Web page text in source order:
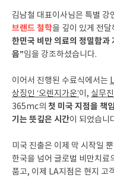
김남철 대표이사님은 특별 강
브랜드 철학을 깊이 있게 전
한민국 비만 의료의 정밀함과
음”임을 강조하셨습니다.
이어서 진행된 수료식에서는
상징인 ‘오렌지가운’이, 실무
365mc의 첫 미국 지점을 책
기는 뜻깊은 시간이 되었습니
미국 진출은 이제 막 시작일
한국을 넘어 글로벌 비만치
품고, 이제 LA지점은 현지 고